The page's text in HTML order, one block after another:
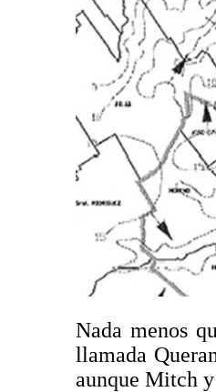
Nada menos
llamada
aunque Mitch